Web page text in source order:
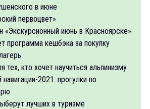
в июне
первоцвет»
«Экскурсионный июнь в Красноярске»
программа кешбэка за покупку
тех, кто хочет научиться альпинизму
2021: прогулки по
лучших в туризме